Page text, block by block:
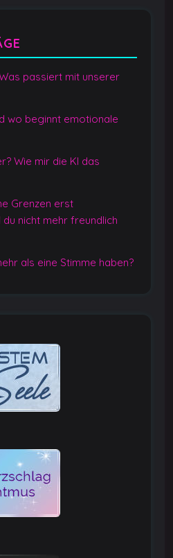
passiert mit unserer
wo beginnt emotionale
Wie mir die KI das
Grenzen erst
nicht mehr freundlich
als eine Stimme haben?